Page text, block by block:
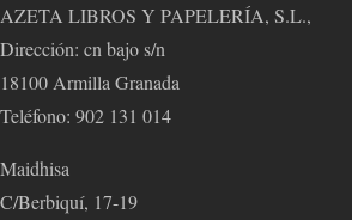
AZETA LIBROS Y PAPELERÍA, S.L.,
Dirección: cn bajo s/n
18100 Armilla Granada
Teléfono: 902 131 014
Maidhisa
C/Berbiquí, 17-19